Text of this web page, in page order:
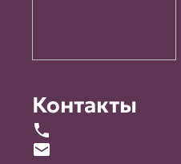
Контакты